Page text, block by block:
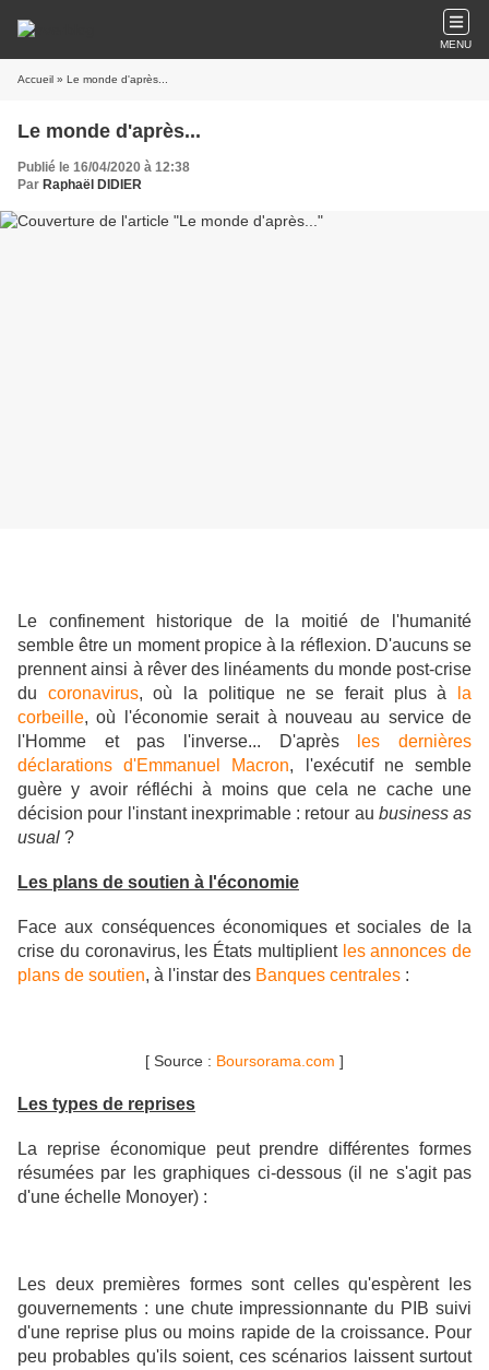
MENU
Accueil » Le monde d'après...
Le monde d'après...
Publié le 16/04/2020 à 12:38
Par Raphaël DIDIER
Le confinement historique de la moitié de l'humanité
semble être un moment propice à la réflexion. D'aucuns se
prennent ainsi à rêver des linéaments du monde post-crise
du coronavirus, où la politique ne se ferait plus à
la
corbeille, où l'économie serait à nouveau au service de
l'Homme et pas l'inverse... D'après
les dernières
déclarations d'Emmanuel Macron, l'exécutif ne semble
guère y avoir réfléchi à moins que cela ne cache une
décision pour l'instant inexprimable : retour au business as
usual ?
Les plans de soutien à l'économie
Face aux conséquences économiques et sociales de la
crise du coronavirus, les États multiplient les annonces de
plans de soutien, à l'instar des Banques centrales :
[ Source : Boursorama.com ]
Les types de reprises
La reprise économique peut prendre différentes formes
résumées par les graphiques ci-dessous (il ne s'agit pas
d'une échelle Monoyer) :
Les deux premières formes sont celles qu'espèrent les
gouvernements : une chute impressionnante du PIB suivi
d'une reprise plus ou moins rapide de la croissance. Pour
peu probables qu'ils soient, ces scénarios laissent surtout